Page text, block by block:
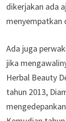
dikerjakan ada
menyempatkan
Ada juga
jika
Herbal Beauty
tahun 2013,